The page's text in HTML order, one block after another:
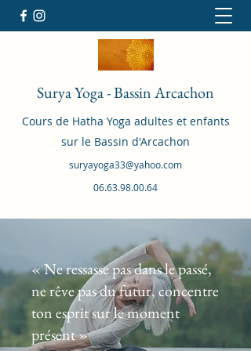
Surya Yoga - Bassin Arcachon
Cours de Hatha Yoga adultes et enfants
sur le Bassin d'Arcachon
suryayoga33@yahoo.com
06.63.98.00.64
« Ne ressasse pas dans le passé,
ne rêve pas du futur, concentre
ton esprit sur le moment
présent »